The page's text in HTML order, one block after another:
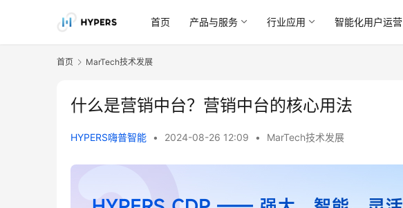
首页 产品与服务 行业应用 智能化用户运营
首页 MarTech技术发展
什么是营销中台？营销中台的核心用法
HYPERS嗨普智能 • 2024-08-26 12:09 • MarTech技术发展